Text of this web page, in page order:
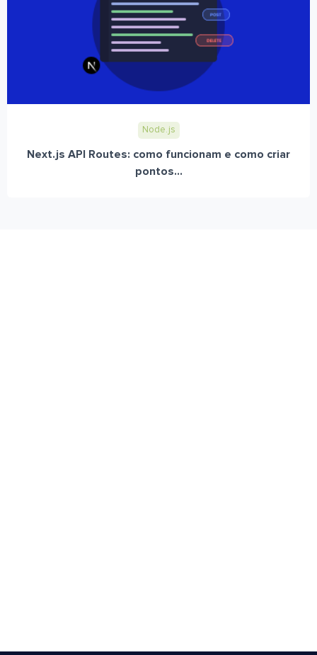
Node.js
Next.js API Routes: como funcionam e como criar
pontos...